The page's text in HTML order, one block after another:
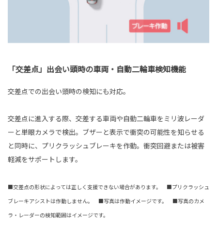
「交差点」出会い頭時の車両・自動二輪車検知機能
交差点での出会い頭時の検知にも対応。
交差点に進入する際、交差する車両や自動二輪車をミリ波レーダ
ーと単眼カメラで検出。ブザーと表示で衝突の可能性を知らせる
と同時に、プリクラッシュブレーキを作動。衝突回避または被害
軽減をサポートします。
■交差点の形状によっては正しく支援できない場合があります。 ■プリクラッシュ
ブレーキアシストは作動しません。 ■写真は作動イメージです。 ■写真のカメ
ラ・レーダーの検知範囲はイメージです。